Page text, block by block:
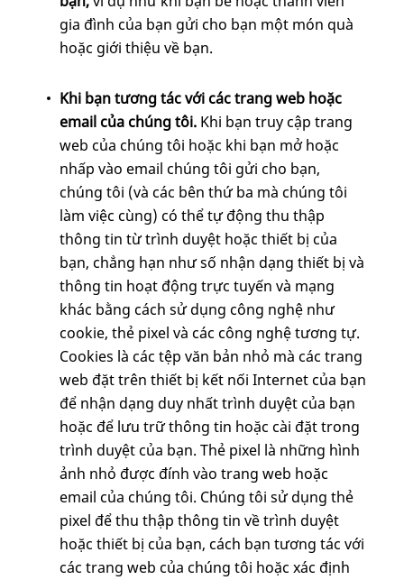
gia đình của bạn gửi cho bạn một món quà
hoặc giới thiệu về bạn.
Khi bạn tương tác với các trang web hoặc
email của chúng tôi. Khi bạn truy cập trang
web của chúng tôi hoặc khi bạn mở hoặc
nhấp vào email chúng tôi gửi cho bạn,
chúng tôi (và các bên thứ ba mà chúng tôi
làm việc cùng) có thể tự động thu thập
thông tin từ trình duyệt hoặc thiết bị của
bạn, chẳng hạn như số nhận dạng thiết bị và
thông tin hoạt động trực tuyến và mạng
khác bằng cách sử dụng công nghệ như
cookie, thẻ pixel và các công nghệ tương tự.
Cookies là các tệp văn bản nhỏ mà các trang
web đặt trên thiết bị kết nối Internet của bạn
để nhận dạng duy nhất trình duyệt của bạn
hoặc để lưu trữ thông tin hoặc cài đặt trong
trình duyệt của bạn. Thẻ pixel là những hình
ảnh nhỏ được đính vào trang web hoặc
email của chúng tôi. Chúng tôi sử dụng thẻ
pixel để thu thập thông tin về trình duyệt
hoặc thiết bị của bạn, cách bạn tương tác với
các trang web của chúng tôi hoặc xác định